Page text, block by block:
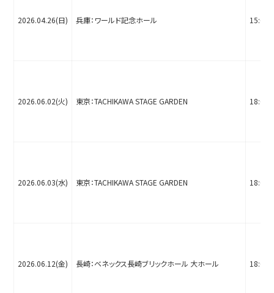
2026.04.26(日) 兵庫：ワールド記念ホール 15:00
2026.06.02(火) 東京：TACHIKAWA STAGE GARDEN 18:00
2026.06.03(水) 東京：TACHIKAWA STAGE GARDEN 18:00
2026.06.12(金) 長崎：ベネックス長崎ブリックホール 大ホール 18:00